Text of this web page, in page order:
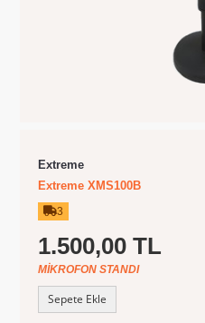
Extreme
Extreme XMS100B
3
1.500,00 TL
MIKROFON STANDI
Sepete Ekle